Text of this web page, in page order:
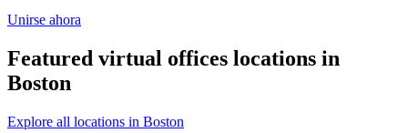
Unirse ahora
Featured virtual offices locations in
Boston
Explore all locations in Boston